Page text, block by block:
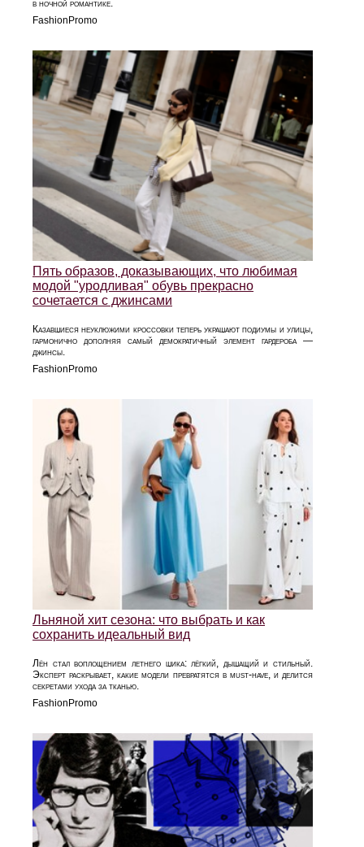
в ночной романтике.
FashionPromo
Пять образов, доказывающих, что любимая
модой "уродливая" обувь прекрасно
сочетается с джинсами
Казавшиеся неуклюжими кроссовки теперь украшают подиумы и улицы,
гармонично дополняя самый демократичный элемент гардероба —
джинсы.
FashionPromo
Льняной хит сезона: что выбрать и как
сохранить идеальный вид
Лён стал воплощением летнего шика: лёгкий, дышащий и стильный.
Эксперт раскрывает, какие модели превратятся в must‑have, и делится
секретами ухода за тканью.
FashionPromo